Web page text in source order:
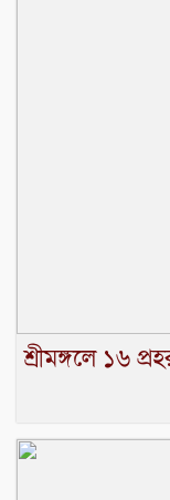
শ্রীমঙ্গলে ১৬